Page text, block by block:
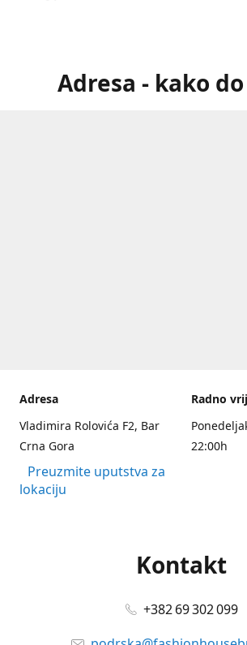
Adresa - kako do
Adresa
Vladimira Rolovića F2, Bar
Crna Gora
Preuzmite uputstva za
lokaciju
Radno
22:00h
Kontakt
+382 69 302 099